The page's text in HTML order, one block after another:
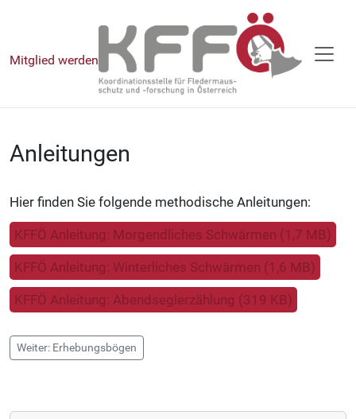
Mitglied werden
Anleitungen
Hier finden Sie folgende methodische Anleitungen:
KFFÖ Anleitung: Morgendliches Schwärmen (1,7 MB)
KFFÖ Anleitung: Winterliches Schwärmen (1,6 MB)
KFFÖ Anleitung: Abendseglerzählung (319 KB)
Weiter: Erhebungsbögen